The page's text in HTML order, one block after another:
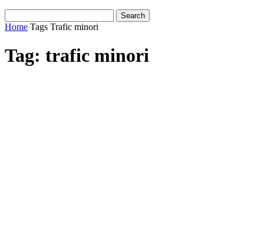
Home Tags Trafic minori
Tag: trafic minori